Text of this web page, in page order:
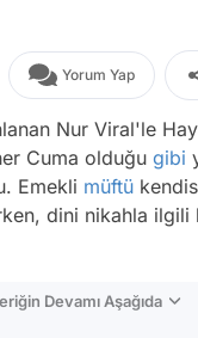
Yorum Yap
Nur Viral'le
Cuma olduğu gibi
Emekli müftü
dini nikahla ilgili
Devamı Aşağıda